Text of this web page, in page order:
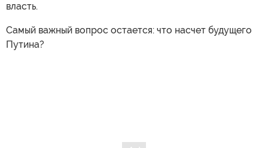
власть.
Самый важный вопрос остается: что насчет будущего
Путина?